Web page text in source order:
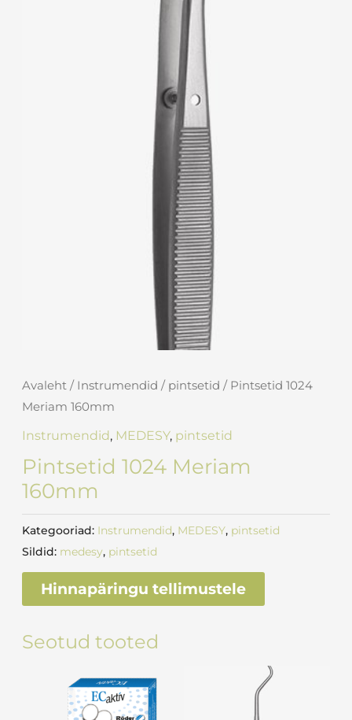
Avaleht / Instrumendid / pintsetid / Pintsetid 1024
Meriam 160mm
Instrumendid, MEDESY, pintsetid
Pintsetid 1024 Meriam
160mm
Kategooriad: Instrumendid, MEDESY, pintsetid
Sildid: medesy, pintsetid
Hinnapäringu tellimustele
Seotud tooted